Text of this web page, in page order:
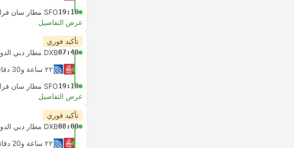
19:10SFO مطار سان فرانسيسكو
عرض التفاصيل
تأكيد فوري
07:40DXB مطار دبي الدولي
٢٢ ساعة و‫30 دقائق رحلة جوية+رحلة جوية.
19:10SFO مطار سان فرانسيسكو
عرض التفاصيل
تأكيد فوري
08:00DXB مطار دبي الدولي
٢٢ ساعة و‫20 دقائق رحلة جوية+رحلة جوية.